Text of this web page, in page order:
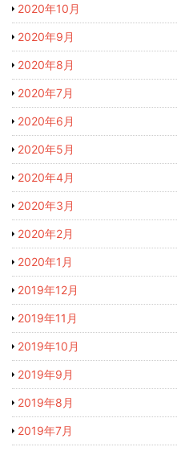
2020年10月
2020年9月
2020年8月
2020年7月
2020年6月
2020年5月
2020年4月
2020年3月
2020年2月
2020年1月
2019年12月
2019年11月
2019年10月
2019年9月
2019年8月
2019年7月